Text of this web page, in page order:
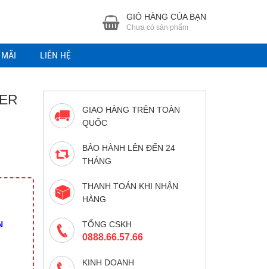
GIỎ HÀNG CỦA BẠN
Chưa có sản phẩm
LIÊN HỆ
GIAO HÀNG TRÊN TOÀN
QUỐC
BẢO HÀNH LÊN ĐẾN 24
THÁNG
THANH TOÁN KHI NHẬN
HÀNG
TỔNG CSKH
0888.66.57.66
KINH DOANH